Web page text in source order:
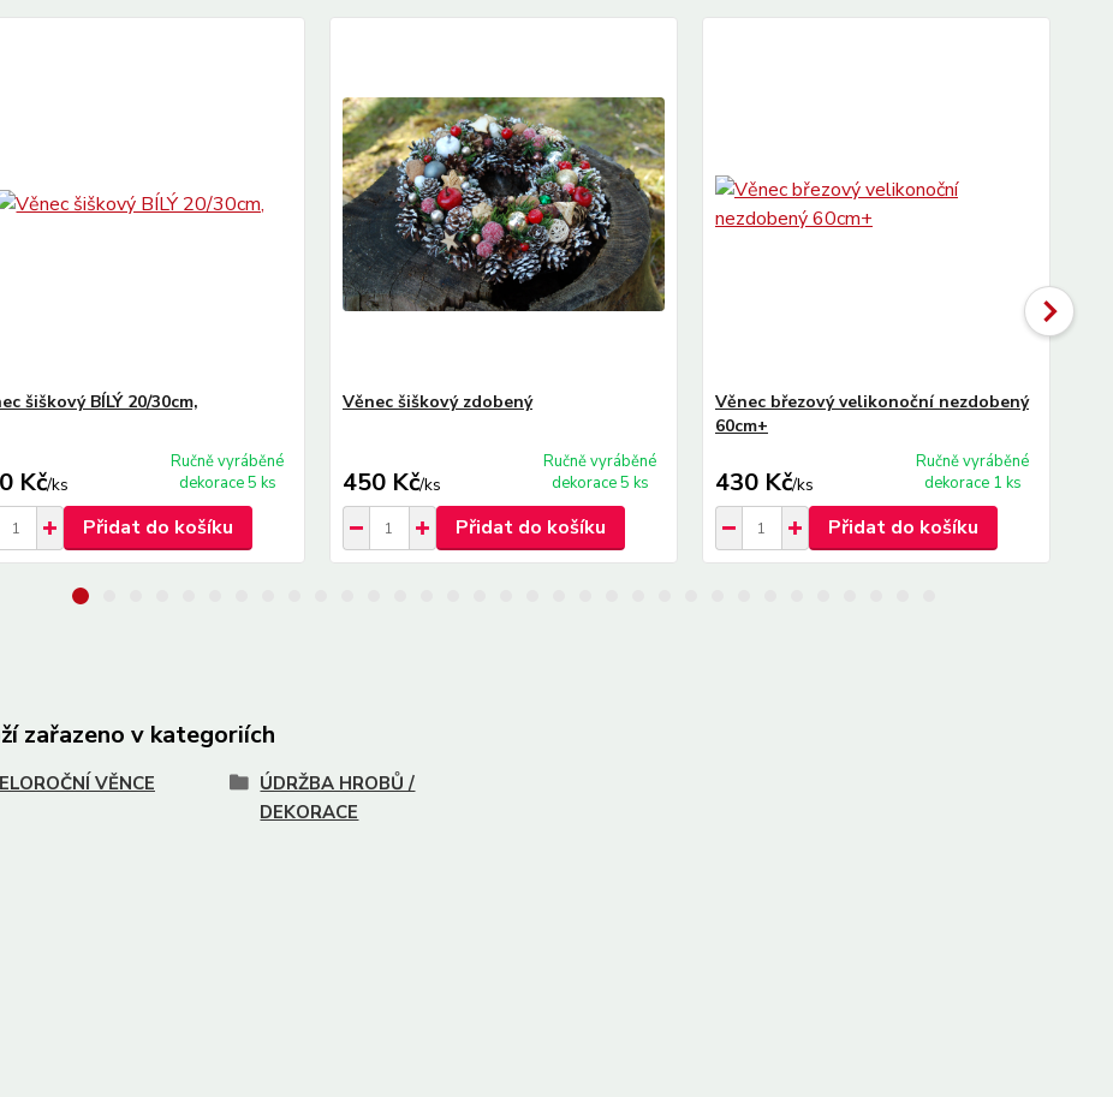
šiškový BÍLÝ 20/30cm,
Kč/ks
Ručně vyráběné
dekorace 5 ks
Přidat do košíku
Věnec šiškový zdobený
450 Kč/ks
Ručně vyráběné
dekorace 5 ks
Přidat do košíku
Věnec březový velikonoční nezdobený
60cm+
430 Kč/ks
Ručně vyráběné
dekorace 1 ks
Přidat do košíku
zařazeno v kategoriích
VĚNCE
ÚDRŽBA HROBŮ /
DEKORACE